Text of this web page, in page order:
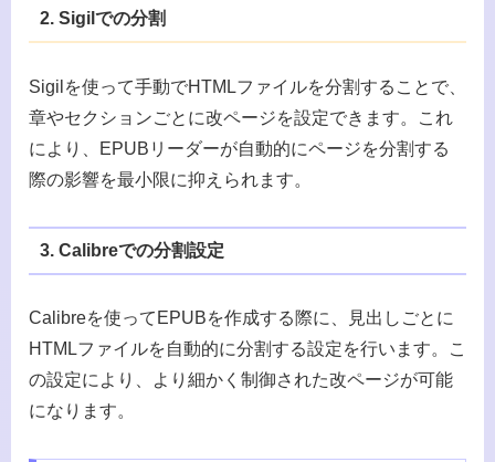
2. Sigilでの分割
Sigilを使って手動でHTMLファイルを分割することで、
章やセクションごとに改ページを設定できます。これ
により、EPUBリーダーが自動的にページを分割する
際の影響を最小限に抑えられます。
3. Calibreでの分割設定
Calibreを使ってEPUBを作成する際に、見出しごとに
HTMLファイルを自動的に分割する設定を行います。こ
の設定により、より細かく制御された改ページが可能
になります。